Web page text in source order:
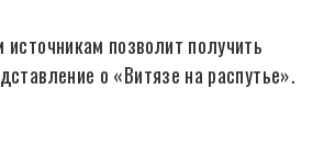
позволит получить
о «Витязе на распутье».